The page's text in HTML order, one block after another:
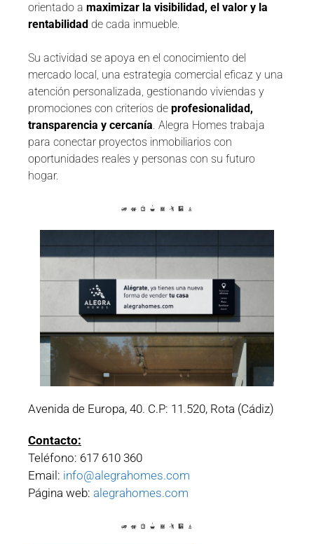
orientado a maximizar la visibilidad, el valor y la
rentabilidad de cada inmueble.
Su actividad se apoya en el conocimiento del
mercado local, una estrategia comercial eficaz y una
atención personalizada, gestionando viviendas y
promociones con criterios de profesionalidad,
transparencia y cercanía. Alegra Homes trabaja
para conectar proyectos inmobiliarios con
oportunidades reales y personas con su futuro
hogar.
Avenida de Europa, 40. C.P: 11.520, Rota (Cádiz)
Contacto:
Teléfono: 617 610 360
Email: info@alegrahomes.com
Página web: alegrahomes.com